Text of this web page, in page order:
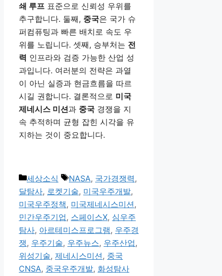
쇄 루프 표준으로 신뢰성 우위를
추구합니다. 둘째, 중국은 국가 슈
퍼컴퓨팅과 빠른 배치로 속도 우
위를 노립니다. 셋째, 승부처는 전
력 인프라와 검증 가능한 산업 성
과입니다. 여러분의 전략은 과열
이 아닌 실증과 현금흐름을 따르
시길 권합니다. 결론적으로 미국
제네시스 미션과 중국 경쟁을 지
속 추적하며 균형 잡힌 시각을 유
지하는 것이 중요합니다.
카
테
고
리
세상소식
태
그
NASA, 국가경쟁력,
달탐사, 로켓기술, 미국우주개발,
미국우주정책, 미국제네시스미션,
민간우주기업, 스페이스X, 심우주
탐사, 아르테미스프로그램, 우주경
쟁, 우주기술, 우주뉴스, 우주산업,
위성기술, 제네시스미션, 중국
CNSA, 중국우주개발, 화성탐사